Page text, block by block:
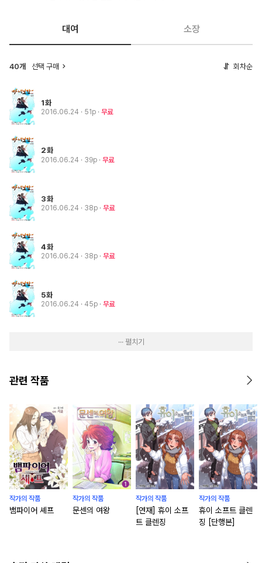
대여 소장
40개 선택 구매 회차순
1화
2016.06.24 · 51p 무료
2화
2016.06.24 · 39p 무료
3화
2016.06.24 · 38p 무료
4화
2016.06.24 · 38p 무료
5화
2016.06.24 · 45p 무료
··· 펼치기
관련 작품
작가의 작품
뱀파이어 셰프
작가의 작품
문센의 여왕
작가의 작품
[연재] 휴이 소프
트 클렌징
작가의 작품
휴이 소프트 클렌
징 [단행본]